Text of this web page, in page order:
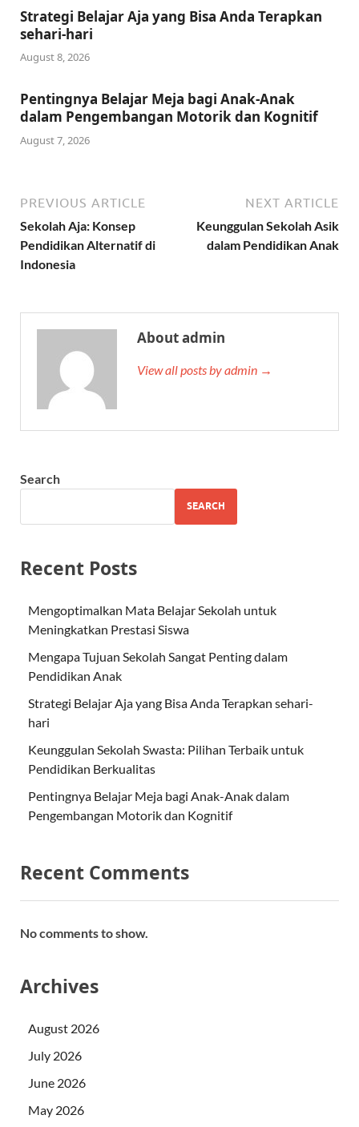
Strategi Belajar Aja yang Bisa Anda Terapkan
sehari-hari
August 8, 2026
Pentingnya Belajar Meja bagi Anak-Anak
dalam Pengembangan Motorik dan Kognitif
August 7, 2026
PREVIOUS ARTICLE
Sekolah Aja: Konsep
Pendidikan Alternatif di
Indonesia
NEXT ARTICLE
Keunggulan Sekolah Asik
dalam Pendidikan Anak
About admin
View all posts by admin →
Search
SEARCH
Recent Posts
Mengoptimalkan Mata Belajar Sekolah untuk
Meningkatkan Prestasi Siswa
Mengapa Tujuan Sekolah Sangat Penting dalam
Pendidikan Anak
Strategi Belajar Aja yang Bisa Anda Terapkan sehari-
hari
Keunggulan Sekolah Swasta: Pilihan Terbaik untuk
Pendidikan Berkualitas
Pentingnya Belajar Meja bagi Anak-Anak dalam
Pengembangan Motorik dan Kognitif
Recent Comments
No comments to show.
Archives
August 2026
July 2026
June 2026
May 2026